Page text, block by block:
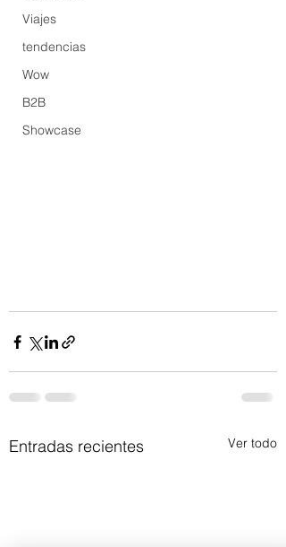
Viajes
tendencias
Wow
B2B
Showcase
Entradas recientes Ver todo